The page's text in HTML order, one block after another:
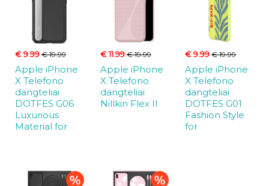
€ 9.99€ 19.99
Apple iPhone
X Telefono
dangteliai
DOTFES G06
Luxurious
Material for
€ 11.99€ 19.99
Apple iPhone
X Telefono
dangteliai
Nillkin Flex II
€ 9.99€ 19.99
Apple iPhone
X Telefono
dangteliai
DOTFES G01
Fashion Style
for